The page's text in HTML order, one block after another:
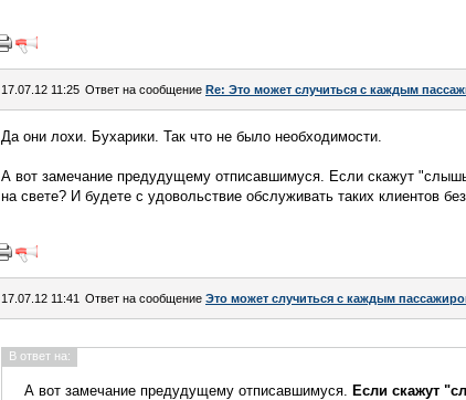
17.07.12 11:25 Ответ на сообщение Re: Это может случиться с каждым
Да они лохи. Бухарики. Так что не было необходимости.
А вот замечание предудущему отписавшимуся. Если скажут
на свете? И будете с удовольствие обслуживать таких клиентов
17.07.12 11:41 Ответ на сообщение Это может случиться с каждым
В ответ на:
А вот замечание предудущему отписавшимуся. Если скажут